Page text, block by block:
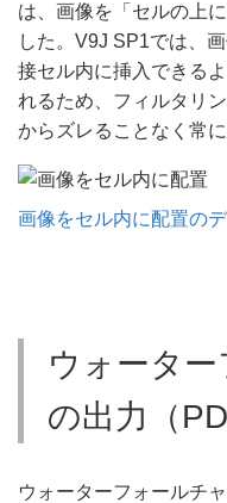
は、画像を「セルの上
した。V9J SP1では、
接セル内に挿入できる
れるため、フィルタリ
からズレることなく常
画像をセル内に配置の
ウォータ
の出力（
ウォーターフォールチ